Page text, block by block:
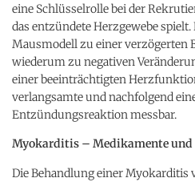
eine Schlüsselrolle bei der
das entzündete Herzgewebe
Mausmodell zu einer verzögerten
wiederum zu negativen
einer beeinträchtigten
verlangsamte und nachfolgend
Entzündungsreaktion messbar.
Myokarditis – Medikamente und
Die Behandlung einer Myokarditis